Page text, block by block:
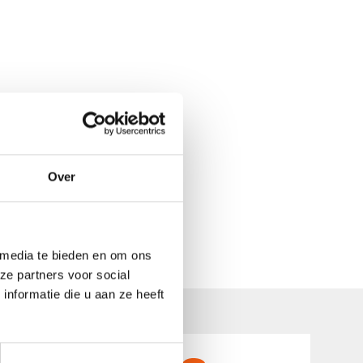
Over
te bieden en om ons
partners voor social
die u aan ze heeft